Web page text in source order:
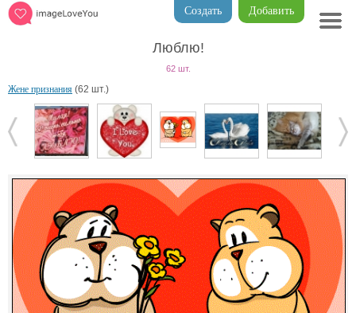
Добавить
Создать
Люблю!
62 шт.
Жене признания (62 шт.)